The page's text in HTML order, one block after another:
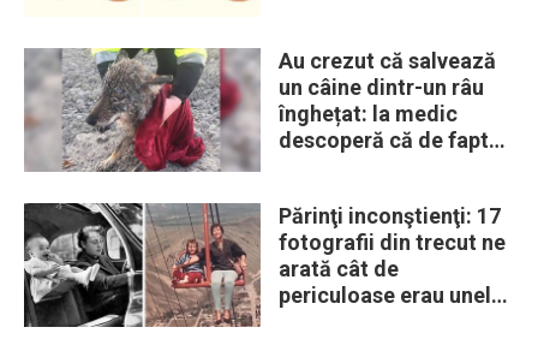
Au crezut că salvează
un câine dintr-un râu
înghețat: la medic
descoperă că de fapt
Părinţi inconştienţi: 17
fotografii din trecut ne
arată cât de
periculoase erau unele